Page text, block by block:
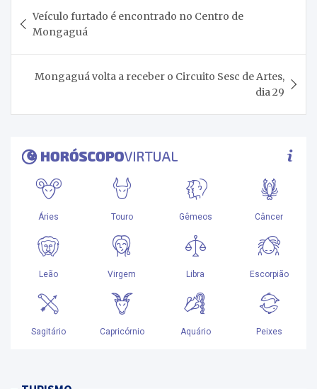
de
Post
Veículo furtado é encontrado no Centro de
Mongaguá
Mongaguá volta a receber o Circuito Sesc de Artes,
dia 29